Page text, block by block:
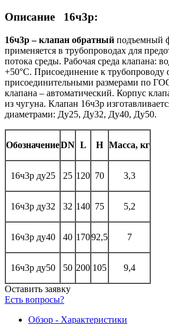
Описание 16ч3р:
16ч3р – клапан обратный подъемный
применяется в трубопроводах для
потока среды. Рабочая среда клапана:
+50°С. Присоединение к трубопроводу
присоединительными размерами по
клапана – автоматический. Корпус
из чугуна. Клапан 16ч3р
диаметрами: Ду25, Ду32, Ду40, Ду50.
ОбозначениеDN L Н Масса, кг
16ч3р ду25 25 120 70 3,3
16ч3р ду32 32 140 75 5,2
16ч3р ду40 40 17092,5 7
16ч3р ду50 50 200 105 9,4
Оставить заявку
Есть вопросы?
Обзор - Характеристики